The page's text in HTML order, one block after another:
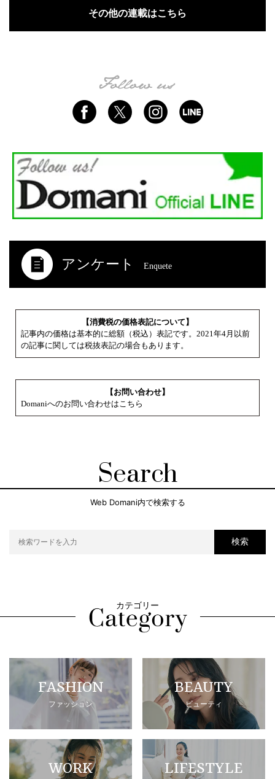
その他の連載はこちら
アンケート Enquete
【消費税の価格表記について】
記事内の価格は基本的に総額（税込）表記です。2021年4月以前
の記事に関しては税抜表記の場合もあります。
【お問い合わせ】
Domaniへのお問い合わせはこちら
Search
Web Domani内で検索する
検索
カテゴリー
FASHION
ファッション
BEAUTY
ビューティ
WORK LIFESTYLE